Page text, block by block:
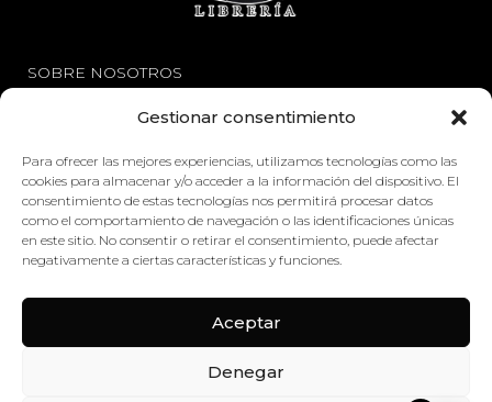
Gestionar consentimiento
Para ofrecer las mejores experiencias, utilizamos tecnologías como las
cookies para almacenar y/o acceder a la información del dispositivo. El
consentimiento de estas tecnologías nos permitirá procesar datos
como el comportamiento de navegación o las identificaciones únicas
en este sitio. No consentir o retirar el consentimiento, puede afectar
negativamente a ciertas características y funciones.
Aceptar
Denegar
SOBRE NOSOTROS
Política de Privacidad
Política de Cookies
ENLACES
Mi Cuenta